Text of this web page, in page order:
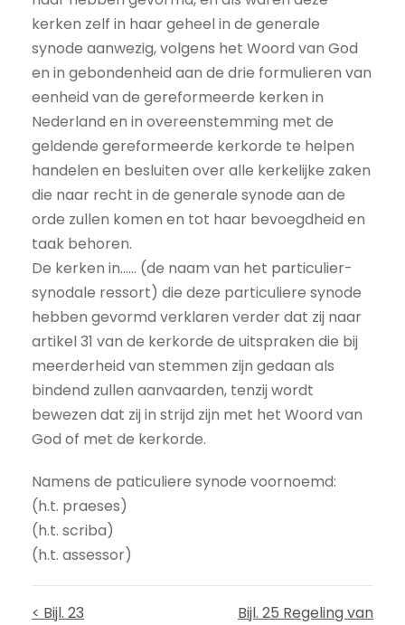
kerken zelf in haar geheel in de generale
synode aanwezig, volgens het Woord van God
en in gebondenheid aan de drie formulieren van
eenheid van de gereformeerde kerken in
Nederland en in overeenstemming met de
geldende gereformeerde kerkorde te helpen
handelen en besluiten over alle kerkelijke zaken
die naar recht in de generale synode aan de
orde zullen komen en tot haar bevoegdheid en
taak behoren.
De kerken in…… (de naam van het particulier-
synodale ressort) die deze particuliere synode
hebben gevormd verklaren verder dat zij naar
artikel 31 van de kerkorde de uitspraken die bij
meerderheid van stemmen zijn gedaan als
bindend zullen aanvaarden, tenzij wordt
bewezen dat zij in strijd zijn met het Woord van
God of met de kerkorde.
Namens de paticuliere synode voornoemd:
(h.t. praeses)
(h.t. scriba)
(h.t. assessor)
< Bijl. 23
Bijl. 25 Regeling van